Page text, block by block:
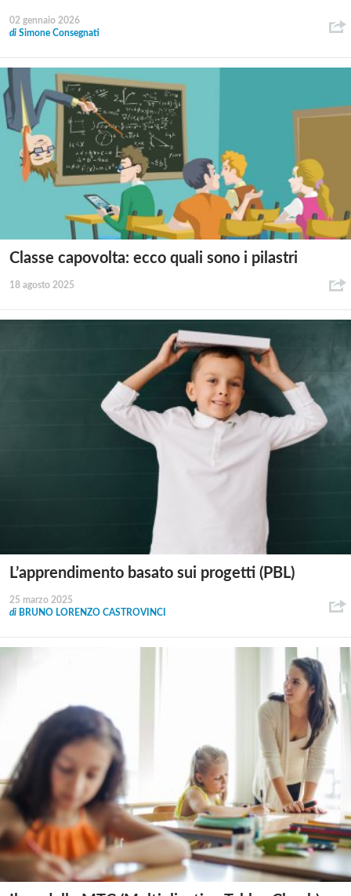
02 gennaio 2026
di Simone Consegnati
Classe capovolta: ecco quali sono i pilastri
18 agosto 2025
L’apprendimento basato sui progetti (PBL)
25 marzo 2025
di BRUNO LORENZO CASTROVINCI